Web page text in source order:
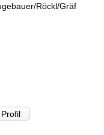
Röckl/Gräf